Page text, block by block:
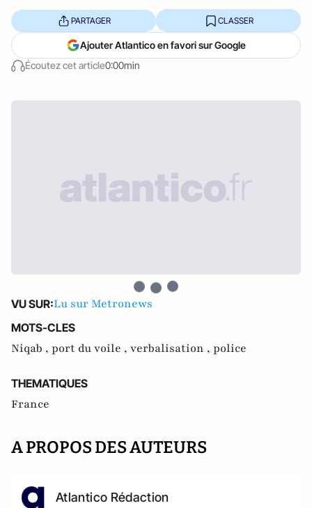
Écoutez cet article0:00min
PARTAGER CLASSER
Ajouter Atlantico en favori sur Google
VU SUR:Lu sur Metronews
MOTS-CLES
Niqab , port du voile , verbalisation , police
THEMATIQUES
France
A PROPOS DES AUTEURS
Atlantico Rédaction